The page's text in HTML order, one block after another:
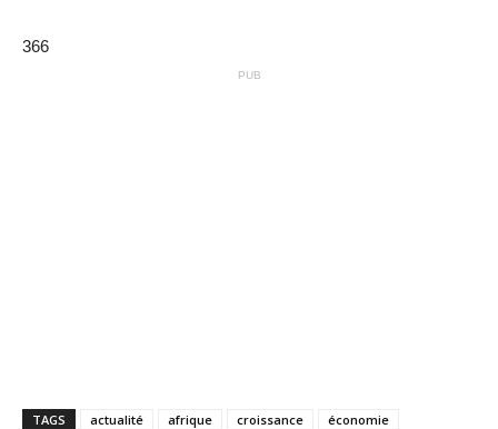
366
PUB
TAGS actualité afrique croissance
économie